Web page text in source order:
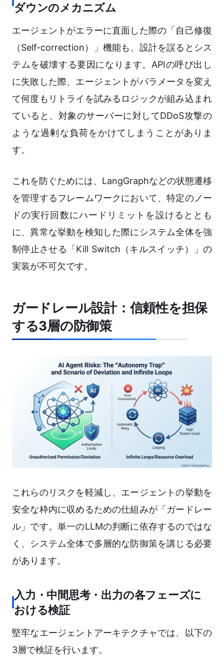
ダウンのメカニズム
エージェントがエラーに直面した際の「自己修復
（Self-correction）」機能も、設計を誤るとシス
テムを破壊する要因になります。APIの呼び出し
に失敗した際、エージェントがパラメータを変え
て何度もリトライを試みるロジックが組み込まれ
ていると、対象のサーバーに対してDDoS攻撃の
ような過剰な負荷をかけてしまうことがありま
す。
これを防ぐためには、LangGraphなどの状態遷移
を管理するフレームワークにおいて、特定のノー
ドの実行回数にハードリミットを設けるととも
に、異常な挙動を検知した際にシステム全体を強
制停止させる「Kill Switch（キルスイッチ）」の
実装が不可欠です。
ガードレール設計：信頼性を担保
する3層の防御策
これらのリスクを軽減し、エージェントの挙動を
安全な枠内に収めるための仕組みが「ガードレー
ル」です。単一のLLMの判断に依存するのではな
く、システム全体で多層的な防御策を講じる必要
があります。
入力・中間思考・出力の各フェーズに
おける検証
堅牢なエージェントアーキテクチャでは、以下の
3層で検証を行います。